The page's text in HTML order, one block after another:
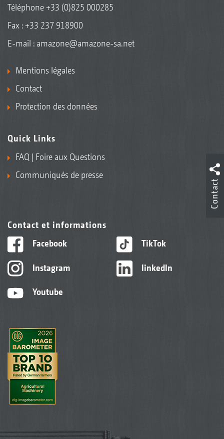
Téléphone+33 (0)825 000285
Fax : +33 237 918900
E-mail : amazone@amazone-sa.net
Mentions légales
Contact
Protection des données
Quick Links
FAQ | Foire aux Questions
Communiqués de presse
Contact et informations
Facebook
Instagram
Youtube
TikTok
linkedIn
Contact